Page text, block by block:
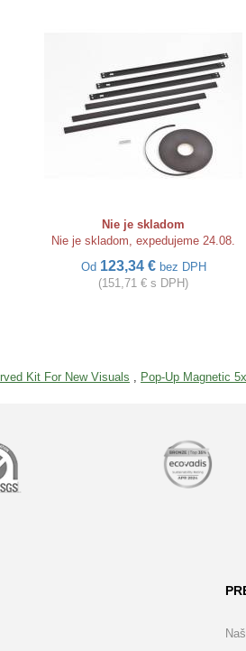
Nie je skladom
Nie je skladom, expedujeme 24.08.
Od 123,34 € bez DPH
(151,71 € s DPH)
Kit For New Visuals , Pop-Up Magnetic